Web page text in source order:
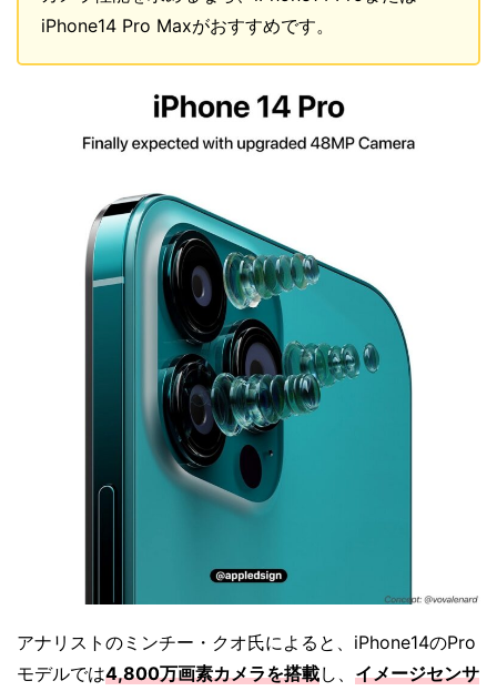
iPhone14 Pro Maxがおすすめです。
アナリストのミンチー・クオ氏によると、iPhone14のPro
モデルでは4,800万画素カメラを搭載し、 イメージセンサ